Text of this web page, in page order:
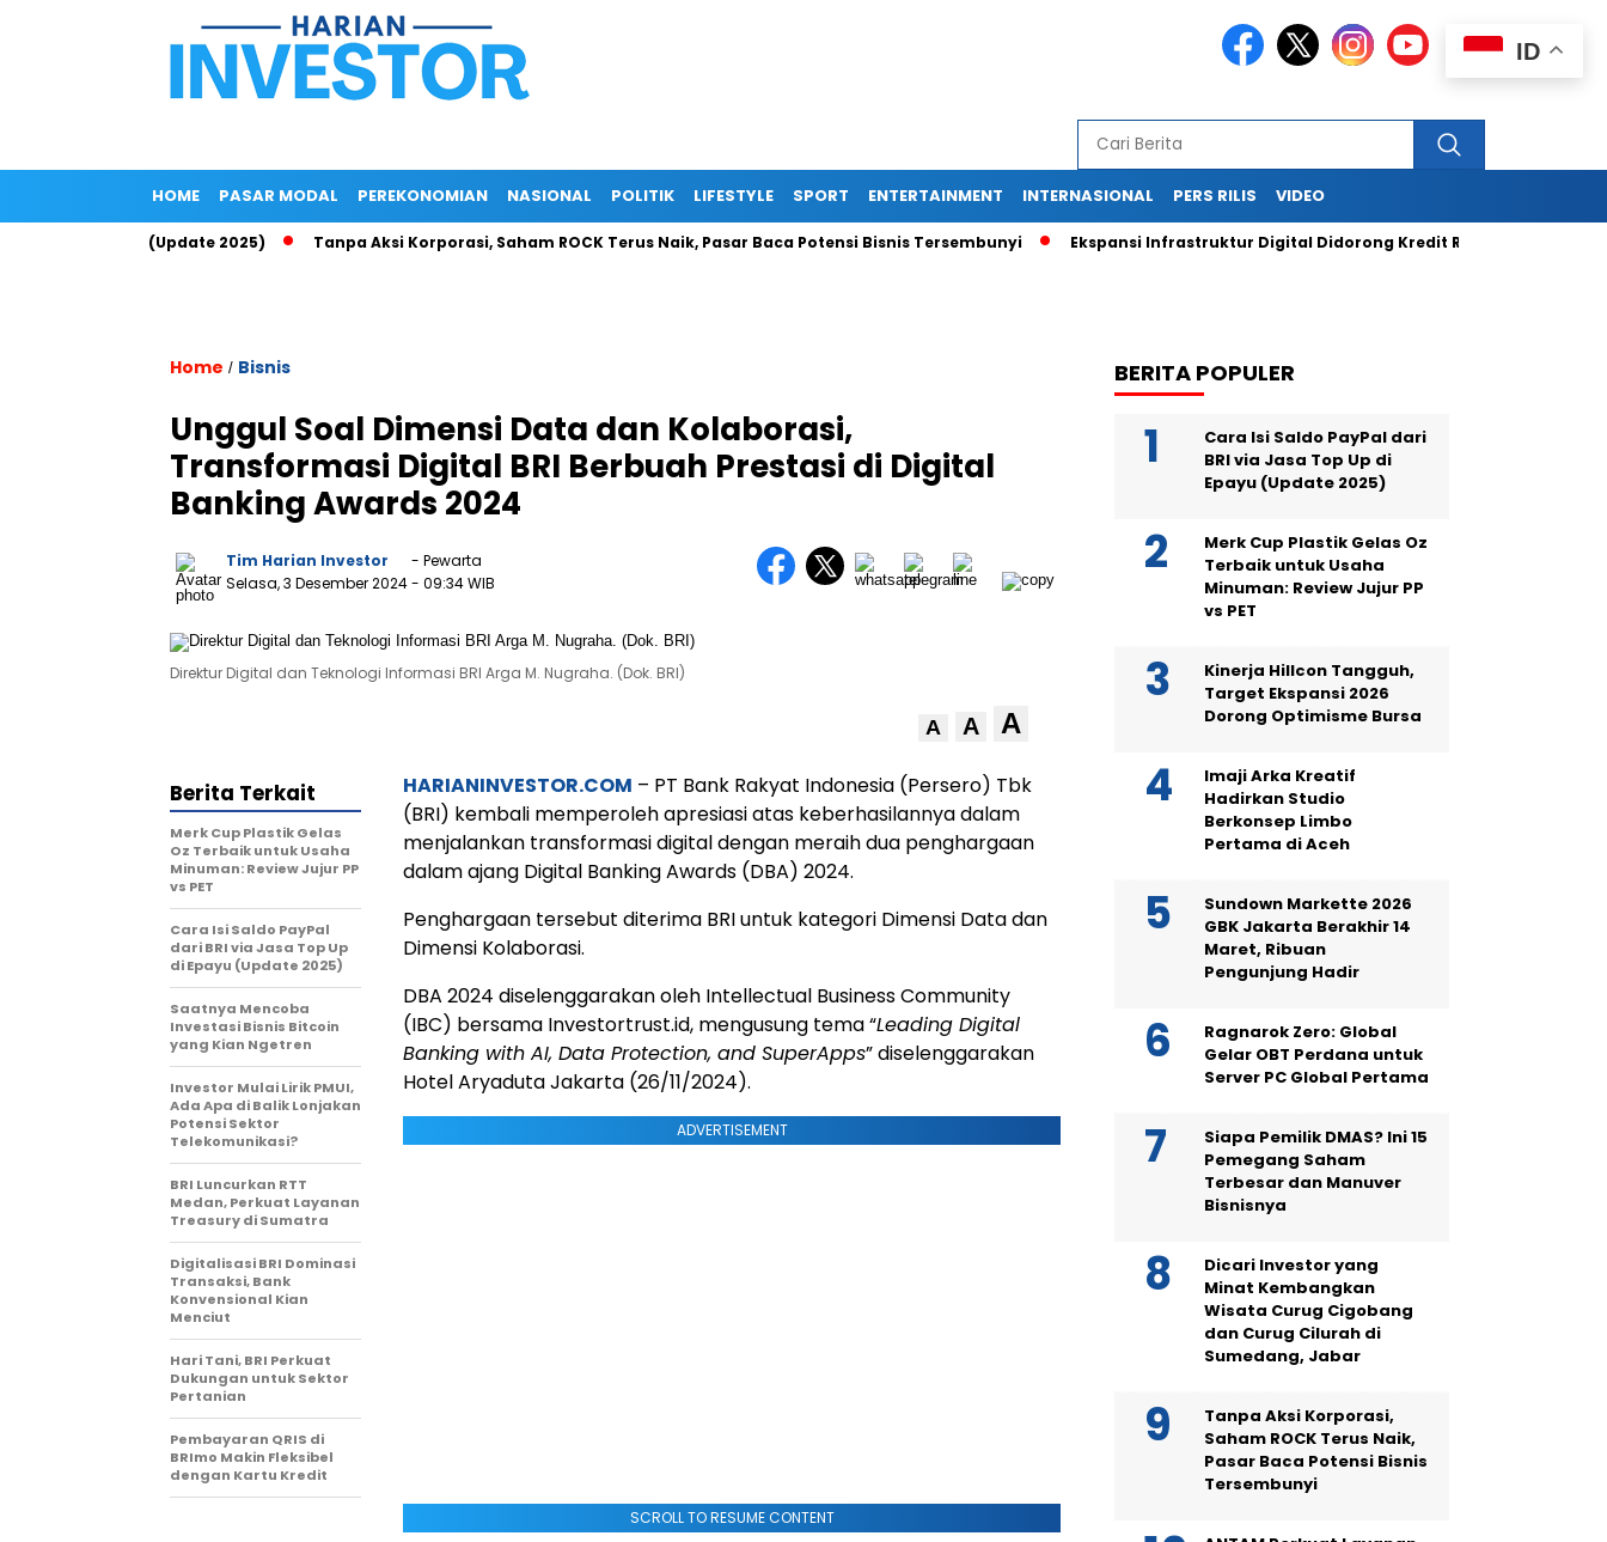
HOME PASAR MODAL PEREKONOMIAN NASIONAL POLITIK LIFESTYLE SPORT ENTERTAINMENT INTERNASIONAL PERS RILIS VIDEO
di Epayu (Update 2025) Tanpa Aksi Korporasi, Saham ROCK Terus Naik, Pasar Baca Potensi Bisnis Tersembunyi Ekspansi Infrastruktur Digital Didorong Kredit Rp400 Miliar TOWR dari
Home / Bisnis
Unggul Soal Dimensi Data dan Kolaborasi,
Transformasi Digital BRI Berbuah Prestasi di Digital
Banking Awards 2024
Tim Harian Investor
- Pewarta
Selasa, 3 Desember 2024- 09:34 WIB
Direktur Digital dan Teknologi Informasi BRI Arga M. Nugraha. (Dok. BRI)
A A A
HARIANINVESTOR.COM – PT Bank Rakyat Indonesia (Persero) Tbk
(BRI) kembali memperoleh apresiasi atas keberhasilannya dalam
menjalankan transformasi digital dengan meraih dua penghargaan
dalam ajang Digital Banking Awards (DBA) 2024.
Penghargaan tersebut diterima BRI untuk kategori Dimensi Data dan
Dimensi Kolaborasi.
DBA 2024 diselenggarakan oleh Intellectual Business Community
(IBC) bersama Investortrust.id, mengusung tema “Leading Digital
Banking with AI, Data Protection, and SuperApps” diselenggarakan
Hotel Aryaduta Jakarta (26/11/2024).
ADVERTISEMENT
SCROLL TO RESUME CONTENT
Berita Terkait
Merk Cup Plastik Gelas
Oz Terbaik untuk Usaha
Minuman: Review Jujur PP
vs PET
Cara Isi Saldo PayPal
dari BRI via Jasa Top Up
di Epayu (Update 2025)
Saatnya Mencoba
Investasi Bisnis Bitcoin
yang Kian Ngetren
Investor Mulai Lirik PMUI,
Ada Apa di Balik Lonjakan
Potensi Sektor
Telekomunikasi?
BRI Luncurkan RTT
Medan, Perkuat Layanan
Treasury di Sumatra
Digitalisasi BRI Dominasi
Transaksi, Bank
Konvensional Kian
Menciut
Hari Tani, BRI Perkuat
Dukungan untuk Sektor
Pertanian
Pembayaran QRIS di
BRImo Makin Fleksibel
dengan Kartu Kredit
BERITA POPULER
Cara Isi Saldo PayPal dari
BRI via Jasa Top Up di
Epayu (Update 2025)
Merk Cup Plastik Gelas Oz
Terbaik untuk Usaha
Minuman: Review Jujur PP
vs PET
Kinerja Hillcon Tangguh,
Target Ekspansi 2026
Dorong Optimisme Bursa
Imaji Arka Kreatif
Hadirkan Studio
Berkonsep Limbo
Pertama di Aceh
Sundown Markette 2026
GBK Jakarta Berakhir 14
Maret, Ribuan
Pengunjung Hadir
Ragnarok Zero: Global
Gelar OBT Perdana untuk
Server PC Global Pertama
Siapa Pemilik DMAS? Ini 15
Pemegang Saham
Terbesar dan Manuver
Bisnisnya
Dicari Investor yang
Minat Kembangkan
Wisata Curug Cigobang
dan Curug Cilurah di
Sumedang, Jabar
Tanpa Aksi Korporasi,
Saham ROCK Terus Naik,
Pasar Baca Potensi Bisnis
Tersembunyi
ID